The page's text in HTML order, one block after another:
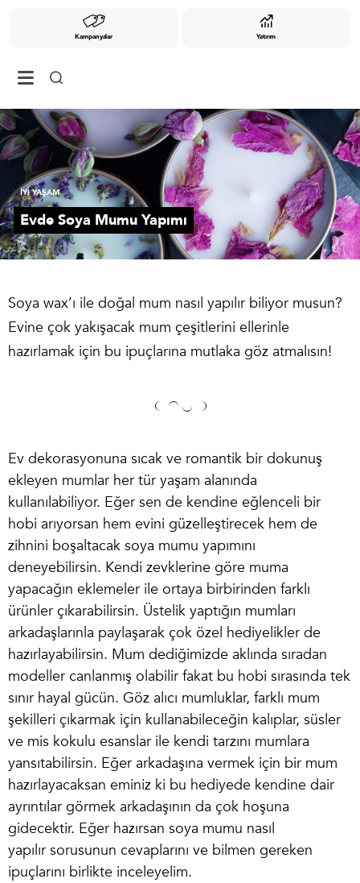
Kampanyalar Yatırım
İYİ YAŞAM
Evde Soya Mumu Yapımı
Soya wax’ı ile doğal mum nasıl yapılır biliyor musun?
Evine çok yakışacak mum çeşitlerini ellerinle
hazırlamak için bu ipuçlarına mutlaka göz atmalısın!
Ev dekorasyonuna sıcak ve romantik bir dokunuş
ekleyen mumlar her tür yaşam alanında
kullanılabiliyor. Eğer sen de kendine eğlenceli bir
hobi arıyorsan hem evini güzelleştirecek hem de
zihnini boşaltacak soya mumu yapımını
deneyebilirsin. Kendi zevklerine göre muma
yapacağın eklemeler ile ortaya birbirinden farklı
ürünler çıkarabilirsin. Üstelik yaptığın mumları
arkadaşlarınla paylaşarak çok özel hediyelikler de
hazırlayabilirsin. Mum dediğimizde aklında sıradan
modeller canlanmış olabilir fakat bu hobi sırasında tek
sınır hayal gücün. Göz alıcı mumluklar, farklı mum
şekilleri çıkarmak için kullanabileceğin kalıplar, süsler
ve mis kokulu esanslar ile kendi tarzını mumlara
yansıtabilirsin. Eğer arkadaşına vermek için bir mum
hazırlayacaksan eminiz ki bu hediyede kendine dair
ayrıntılar görmek arkadaşının da çok hoşuna
gidecektir. Eğer hazırsan soya mumu nasıl
yapılır sorusunun cevaplarını ve bilmen gereken
ipuçlarını birlikte inceleyelim.